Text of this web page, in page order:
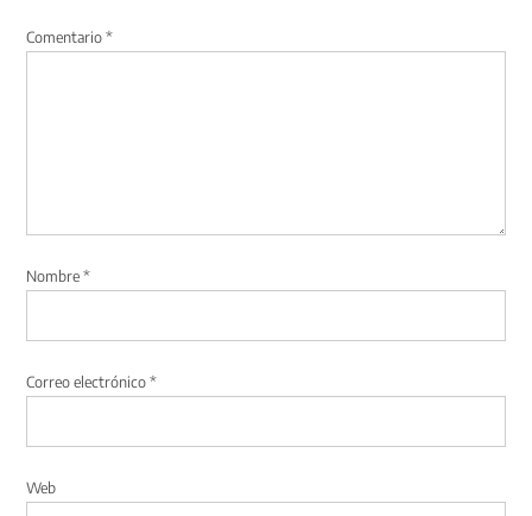
Comentario*
Nombre*
Correo electrónico*
Web